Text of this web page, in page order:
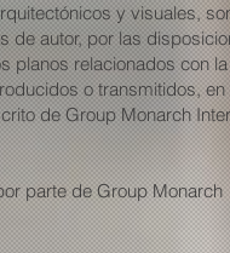
y visuales,
de autor, por las
planos relacionados con la
o transmitidos, en
de Group Monarch
parte de Group Monarch